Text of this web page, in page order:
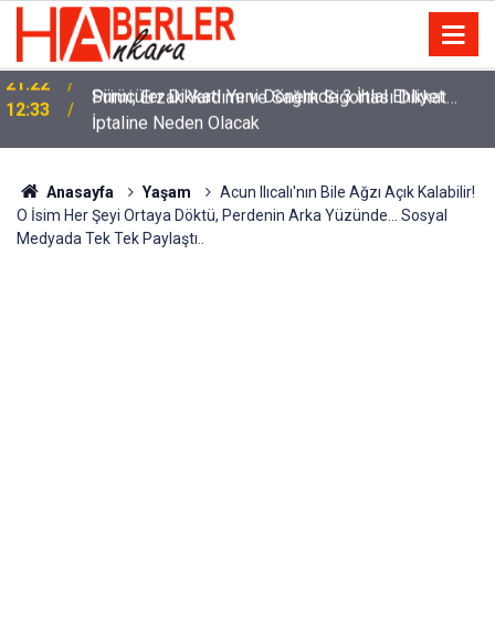
12:33
Sürücüler Dikkat! Yeni Dönemde 3 İhlal Ehliyet
İptaline Neden Olacak
Anasayfa Yaşam
Acun Ilıcalı'nın Bile Ağzı Açık Kalabilir!
O İsim Her Şeyi Ortaya Döktü, Perdenin Arka Yüzünde... Sosyal
Medyada Tek Tek Paylaştı..